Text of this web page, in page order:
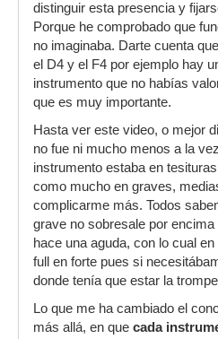
distinguir esta presencia y
Porque he comprobado que
no imaginaba. Darte cuenta
el D4 y el F4 por ejemplo hay
instrumento que no habías
que es muy importante.
Hasta ver este video, o mejor
no fue ni mucho menos a la
instrumento estaba en
como mucho en graves,
complicarme más. Todos
grave no sobresale por
hace una aguda, con lo cual
full en forte pues si
donde tenía que estar la
Lo que me ha cambiado el
más allá, en que cada